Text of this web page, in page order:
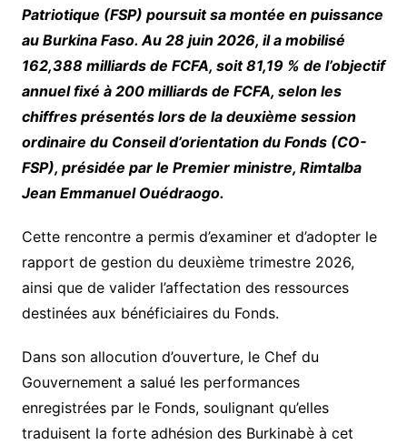
Patriotique (FSP) poursuit sa montée en puissance
au Burkina Faso. Au 28 juin 2026, il a mobilisé
162,388 milliards de FCFA, soit 81,19 % de l’objectif
annuel fixé à 200 milliards de FCFA, selon les
chiffres présentés lors de la deuxième session
ordinaire du Conseil d’orientation du Fonds (CO-
FSP), présidée par le Premier ministre, Rimtalba
Jean Emmanuel Ouédraogo.
Cette rencontre a permis d’examiner et d’adopter le
rapport de gestion du deuxième trimestre 2026,
ainsi que de valider l’affectation des ressources
destinées aux bénéficiaires du Fonds.
Dans son allocution d’ouverture, le Chef du
Gouvernement a salué les performances
enregistrées par le Fonds, soulignant qu’elles
traduisent la forte adhésion des Burkinabè à cet